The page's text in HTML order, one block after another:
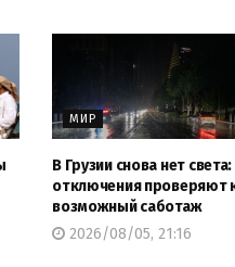
МИР
В Грузии снова нет света:
отключения проверяют
возможный саботаж
2026/08/05, 21:16